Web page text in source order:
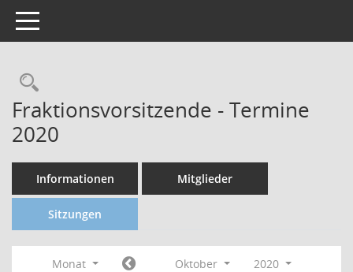
Toggle navigation
Fraktionsvorsitzende - Termine
2020
Informationen Mitglieder
Sitzungen
Monat Oktober
2020